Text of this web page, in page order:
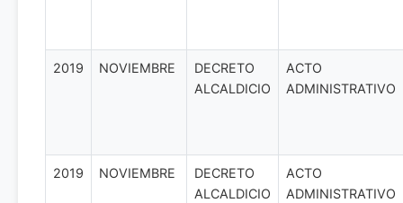
2019 NOVIEMBRE
DECRETO
ALCALDICIO
ACTO
ADMINISTRATIVO
2019 NOVIEMBRE
DECRETO
ALCALDICIO
ACTO
ADMINISTRATIVO